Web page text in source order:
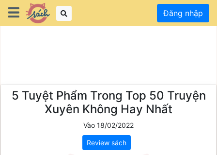
Đăng nhập
5 Tuyệt Phẩm Trong Top 50 Truyện
Xuyên Không Hay Nhất
Vào 18/02/2022
Review sách